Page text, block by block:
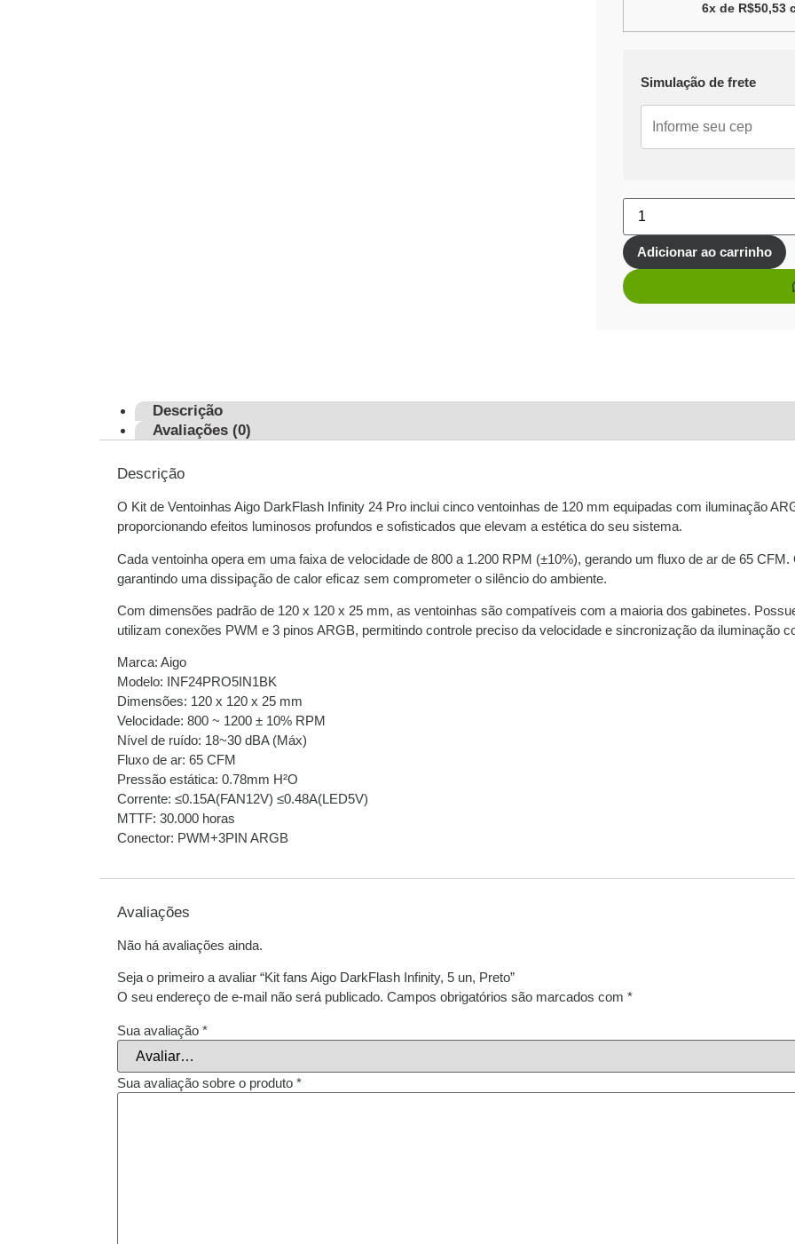
6x de R$50,53
Simulação de frete
Adicionar ao carrinho
Descrição
Avaliações (0)
Descrição
O Kit de Ventoinhas Aigo DarkFlash Infinity 24 Pro inclui cinco ventoinhas de 120 mm equipadas com iluminação
proporcionando efeitos luminosos profundos e sofisticados que elevam a estética do seu sistema.
Cada ventoinha opera em uma faixa de velocidade de 800 a 1.200 RPM (±10%), gerando um fluxo de ar de 65
garantindo uma dissipação de calor eficaz sem comprometer o silêncio do ambiente.
Com dimensões padrão de 120 x 120 x 25 mm, as ventoinhas são compatíveis com a maioria dos gabinetes.
utilizam conexões PWM e 3 pinos ARGB, permitindo controle preciso da velocidade e sincronização da iluminação
Marca: Aigo
Modelo: INF24PRO5IN1BK
Dimensões: 120 x 120 x 25 mm
Velocidade: 800 ~ 1200 ± 10% RPM
Nível de ruído: 18~30 dBA (Máx)
Fluxo de ar: 65 CFM
Pressão estática: 0.78mm H²O
Corrente: ≤0.15A(FAN12V) ≤0.48A(LED5V)
MTTF: 30.000 horas
Conector: PWM+3PIN ARGB
Avaliações
Não há avaliações ainda.
Seja o primeiro a avaliar “Kit fans Aigo DarkFlash Infinity, 5 un, Preto”
O seu endereço de e-mail não será publicado. Campos obrigatórios são marcados com *
Sua avaliação *
Sua avaliação sobre o produto *